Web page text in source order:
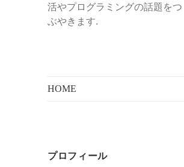
活やプログラミングの話題をつ
ぶやきます.
HOME
プロフィール